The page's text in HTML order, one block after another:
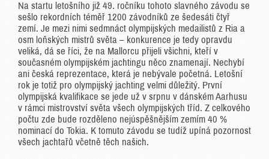
Na startu letošního již 49. ročníku tohoto slavného závodu se
sešlo rekordních téměř 1200 závodníků ze šedesáti čtyř
zemí. Je mezi nimi sedmnáct olympijských medailistů z Ria a
osm loňských mistrů světa – konkurence je tedy opravdu
veliká, dá se říci, že na Mallorcu přijeli všichni, kteří v
současném olympijském jachtingu něco znamenají. Nechybí
ani česká reprezentace, která je nebývale početná. Letošní
rok je totiž pro olympijský jachting velmi důležitý. První
olympijská kvalifikace se jede už v srpnu v dánském Aarhusu
v rámci mistrovství světa všech olympijských tříd. Z celkového
počtu zde bude rozděleno nejúspěšnějším zemím 40 %
nominací do Tokia. K tomuto závodu se tudíž upíná pozornost
všech jachtařů včetně těch našich.